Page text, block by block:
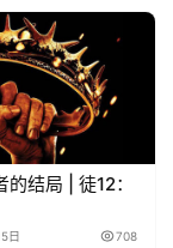
结局 | 徒12：
日 708